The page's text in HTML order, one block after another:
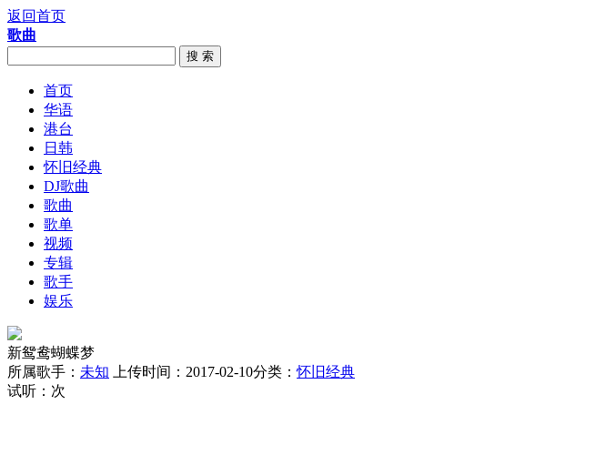
返回首页
歌曲
搜 索
首页
华语
港台
日韩
怀旧经典
DJ歌曲
歌曲
歌单
视频
专辑
歌手
娱乐
新鸳鸯蝴蝶梦
所属歌手： 未知 上传时间：2017-02-10分类：怀旧经典
试听： 次